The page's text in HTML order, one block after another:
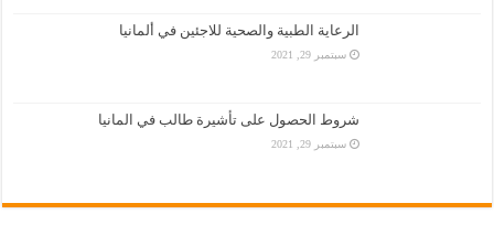
الرعاية الطبية والصحية للاجئين في ألمانيا
سبتمبر 29, 2021
شروط الحصول على تأشيرة طالب في المانيا
سبتمبر 29, 2021